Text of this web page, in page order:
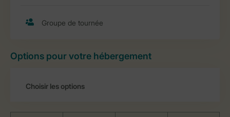
Options pour votre hébergement